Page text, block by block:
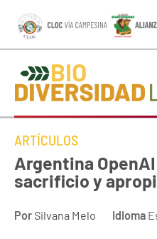
ARTÍCULOS
Argentina
sacrificio y
Por Silvana Melo Idioma